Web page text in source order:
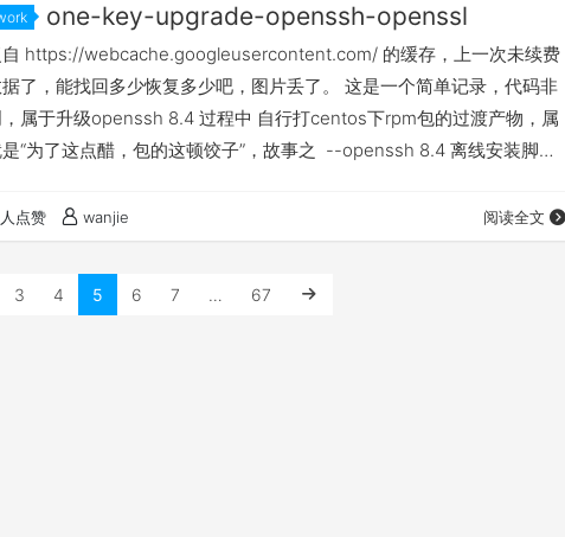
one-key-upgrade-openssh-openssl
https://webcache.googleusercontent.com/ 的缓存，上一次未续费
了，能找回多少恢复多少吧，图片丢了。 这是一个简单记录，代码非
属于升级openssh 8.4 过程中 自行打centos下rpm包的过渡产物，属
“为了这点醋，包的这顿饺子”，故事之 --openssh 8.4 离线安装脚本
楚了，因为这几个小坑有人趟过了，我也趟了一次。 #!/bin/bash…
点赞 wanjie 阅读全文
3 4 5 6 7 … 67